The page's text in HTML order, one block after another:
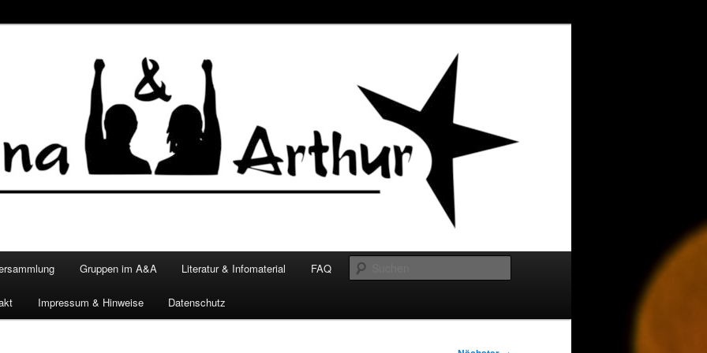
Gruppen im A&A Literatur & Infomaterial FAQ
Impressum & Hinweise Datenschutz